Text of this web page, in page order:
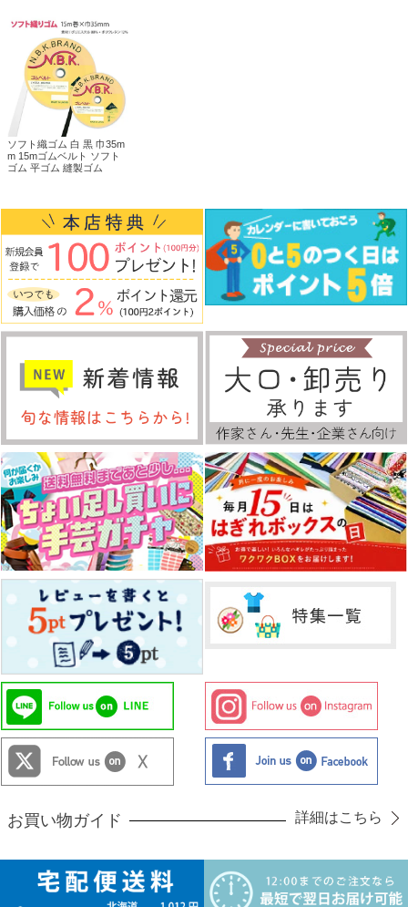
ソフト織ゴム 白 黒 巾35m
m 15mゴムベルト ソフト
ゴム 平ゴム 縫製ゴム
お買い物ガイド 詳細はこちら